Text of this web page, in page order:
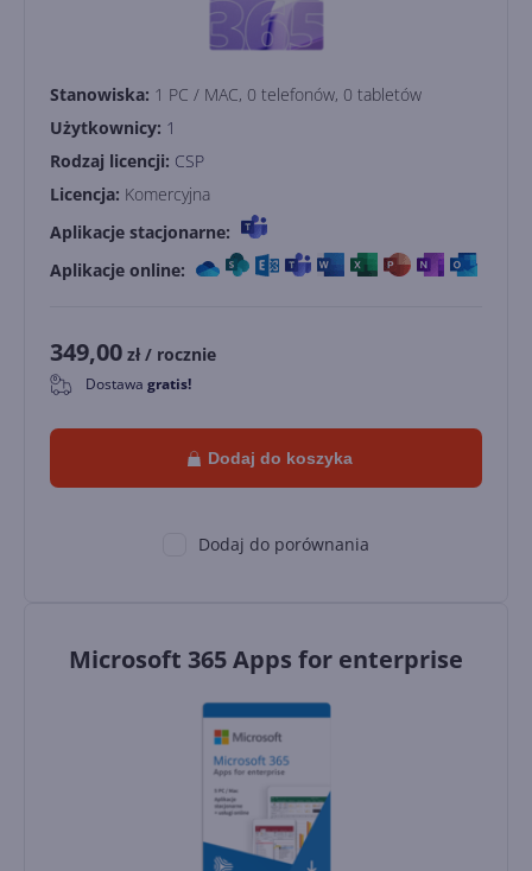
Stanowiska: 1 PC / MAC, 0 telefonów, 0 tabletów
Użytkownicy: 1
Rodzaj licencji: CSP
Licencja: Komercyjna
Aplikacje stacjonarne:
Aplikacje online:
349,00 zł / rocznie
0 Dostawa gratis!
Dodaj do koszyka
Dodaj do porównania
Microsoft 365 Apps for enterprise